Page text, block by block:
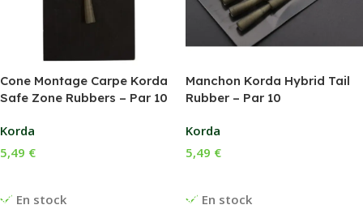
Cone Montage Carpe Korda
Safe Zone Rubbers – Par 10
Korda
En stock
5,49 €
Manchon Korda Hybrid Tail
Rubber – Par 10
Korda
En stock
5,49 €